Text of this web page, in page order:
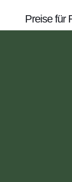
Preise für